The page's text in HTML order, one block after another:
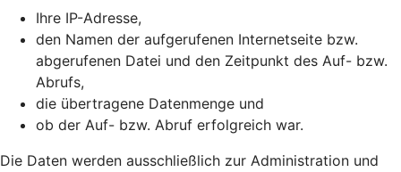
Ihre IP-Adresse,
den Namen der aufgerufenen Internetseite bzw.
abgerufenen Datei und den Zeitpunkt des Auf- bzw.
Abrufs,
die übertragene Datenmenge und
ob der Auf- bzw. Abruf erfolgreich war.
Die Daten werden ausschließlich zur Administration und